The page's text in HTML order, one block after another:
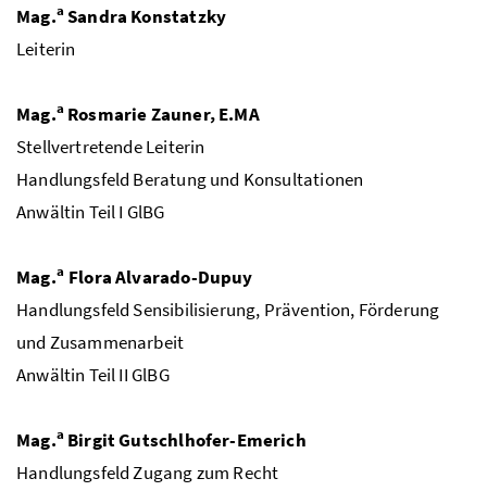
Mag.a Sandra Konstatzky
Leiterin
Mag.a Rosmarie Zauner, E.MA
Stellvertretende Leiterin
Handlungsfeld Beratung und Konsultationen
Anwältin Teil I GlBG
Mag.a Flora Alvarado-Dupuy
Handlungsfeld Sensibilisierung, Prävention, Förderung
und Zusammenarbeit
Anwältin Teil II GlBG
Mag.a Birgit Gutschlhofer-Emerich
Handlungsfeld Zugang zum Recht